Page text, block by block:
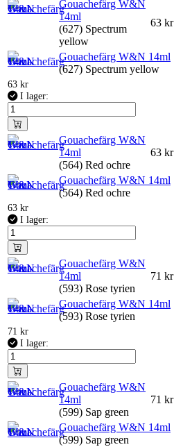
Gouachefärg W&N
14ml
(627) Spectrum
yellow
63 kr
Gouachefärg W&N 14ml
(627) Spectrum yellow
63 kr
I lager:
Gouachefärg W&N
14ml
(564) Red ochre
63 kr
Gouachefärg W&N 14ml
(564) Red ochre
63 kr
I lager:
Gouachefärg W&N
14ml
(593) Rose tyrien
71 kr
Gouachefärg W&N 14ml
(593) Rose tyrien
71 kr
I lager:
Gouachefärg W&N
14ml
(599) Sap green
71 kr
Gouachefärg W&N 14ml
(599) Sap green